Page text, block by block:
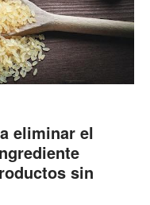
eliminar el
sin